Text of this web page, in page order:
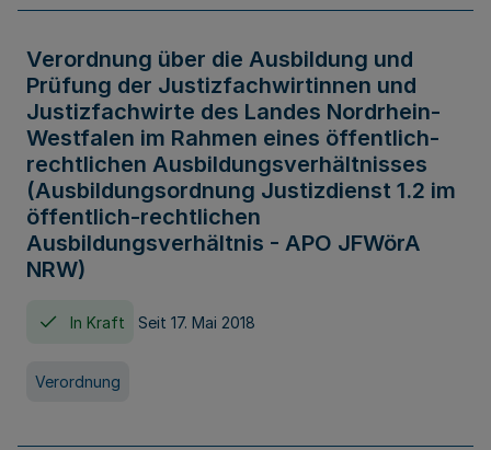
Verordnung über die Ausbildung und
Prüfung der Justizfachwirtinnen und
Justizfachwirte des Landes Nordrhein-
Westfalen im Rahmen eines öffentlich-
rechtlichen Ausbildungsverhältnisses
(Ausbildungsordnung Justizdienst 1.2 im
öffentlich-rechtlichen
Ausbildungsverhältnis - APO JFWörA
NRW)
In Kraft Seit 17. Mai 2018
Verordnung